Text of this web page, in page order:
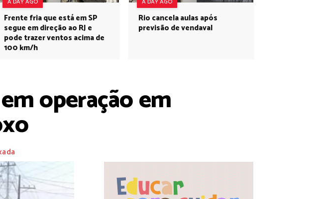
Frente fria que está em SP
segue em direção ao RJ e
pode trazer ventos acima de
100 km/h
Rio cancela aulas após
previsão de vendaval
operação em